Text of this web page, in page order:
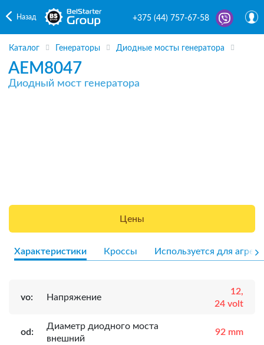
Назад +375 (44) 757-67-58
Каталог Генераторы Диодные мосты генератора
AEM8047
Диодный мост генератора
Цены
Характеристики Кроссы Используется для
vo: Напряжение
12,
24 volt
od:
Диаметр диодного моста
внешний
92 mm